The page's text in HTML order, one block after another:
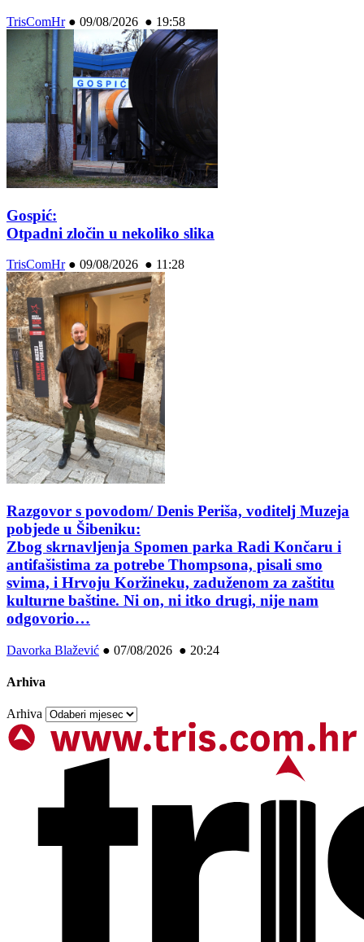
TrisComHr● 09/08/2026 ● 19:58
Gospić:
Otpadni zločin u nekoliko slika
TrisComHr● 09/08/2026 ● 11:28
Razgovor s povodom/ Denis Periša, voditelj Muzeja
pobjede u Šibeniku:
Zbog skrnavljenja Spomen parka Radi Končaru i
antifašistima za potrebe Thompsona, pisali smo
svima, i Hrvoju Koržineku, zaduženom za zaštitu
kulturne baštine. Ni on, ni itko drugi, nije nam
odgovorio…
Davorka Blažević ● 07/08/2026 ● 20:24
Arhiva
Arhiva